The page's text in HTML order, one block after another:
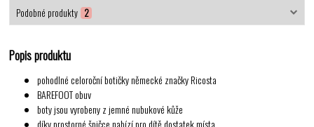
Podobné produkty 2
Popis produktu
pohodlné celoroční botičky německé značky Ricosta
BAREFOOT obuv
boty jsou vyrobeny zjemné nubukové kůže
díky prostorné špičce nabízí pro dítě dostatek místa